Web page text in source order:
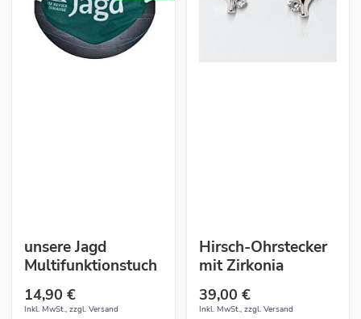
unsere Jagd
Multifunktionstuch
14,90 €
Inkl. MwSt., zzgl. Versand
Hirsch-Ohrstecker
mit Zirkonia
39,00 €
Inkl. MwSt., zzgl. Versand